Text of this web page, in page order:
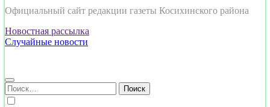
Официальный сайт редакции газеты Косихинского района
Новостная рассылка
Случайные новости
Найти: